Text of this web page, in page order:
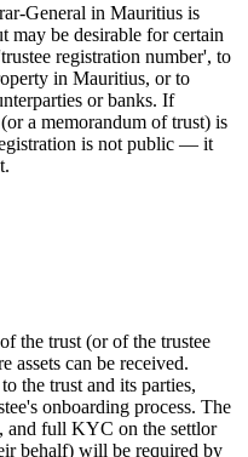
General in Mauritius is
may be desirable for certain
registration number', to
in Mauritius, or to
or banks. If
a memorandum of trust) is
is not public — it
the trust (or of the trustee
assets can be received.
the trust and its parties,
onboarding process. The
and full KYC on the settlor
behalf) will be required by